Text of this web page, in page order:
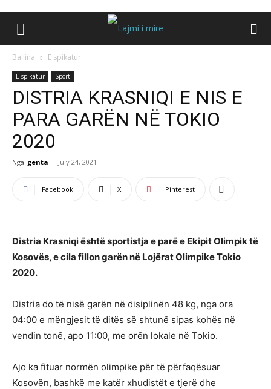
Ballina E spikatur
E spikatur Sport
DISTRIA KRASNIQI E NIS E
PARA GARËN NË TOKIO
2020
Nga genta - July 24, 2021
Facebook X Pinterest
Distria Krasniqi është sportistja e parë e Ekipit Olimpik të
Kosovës, e cila fillon garën në Lojërat Olimpike Tokio
2020.
Distria do të nisë garën në disiplinën 48 kg, nga ora
04:00 e mëngjesit të ditës së shtunë sipas kohës në
vendin tonë, apo 11:00, me orën lokale në Tokio.
Ajo ka fituar normën olimpike për të përfaqësuar
Kosovën, bashkë me katër xhudistët e tjerë dhe